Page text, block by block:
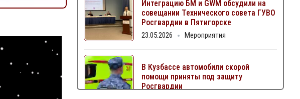
Интеграцию БМ и GWM обсудили на
совещании Технического совета ГУВО
Росгвардии в Пятигорске
23.05.2026 Мероприятия
В Кузбассе автомобили скорой
помощи приняты под защиту
Росгвардии